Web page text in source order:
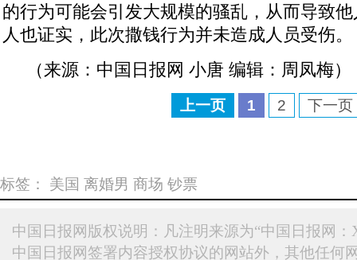
的行为可能会引发大规模的骚乱，从而导致
人也证实，此次撒钱行为并未造成人员受伤。
（来源：中国日报网 小唐 编辑：周凤梅）
上一页 1 2 下一页
标签： 美国 离婚男 商场 钞票
中国日报网版权说明：凡注明来源为“中国日报网
中国日报网签署内容授权协议的网站外，其他任何